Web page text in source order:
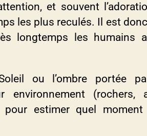
et souvent
les plus reculés. Il est
longtemps les humains
ou l’ombre portée
environnement (rochers,
pour estimer quel